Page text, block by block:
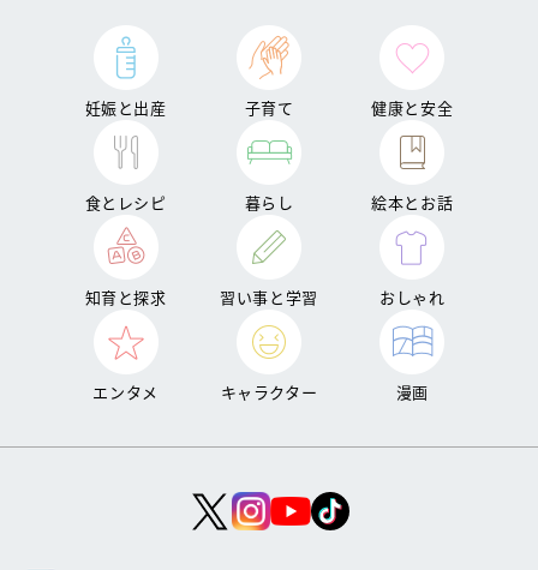
妊娠と出産 子育て 健康と安全
食とレシピ 暮らし 絵本とお話
知育と探求 習い事と学習 おしゃれ
エンタメ キャラクター 漫画